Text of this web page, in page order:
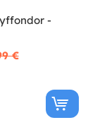
-
€